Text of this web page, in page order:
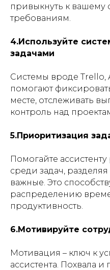
привыкнуть к вашему
требованиям.
4.Используйте
задачами
Системы вроде Trello,
помогают
месте, отслеживать
контроль над
5.Приоритизация
Помогайте
среди задач,
важные. Это
распределению
продуктивность.
6.Мотивируйте
Мотивация – ключ к
ассистента. Похвала